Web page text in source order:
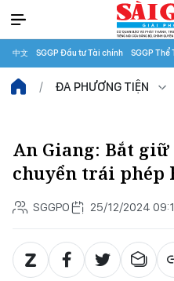
中文 SGGP Đầu tư Tài chính SGGP Thể
ĐA PHƯƠNG TIỆN
An Giang: Bắt
chuyển trái phép
SGGPO 25/12/2024